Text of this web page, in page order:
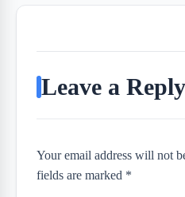
Leave a Reply
Your email address will not
fields are marked *